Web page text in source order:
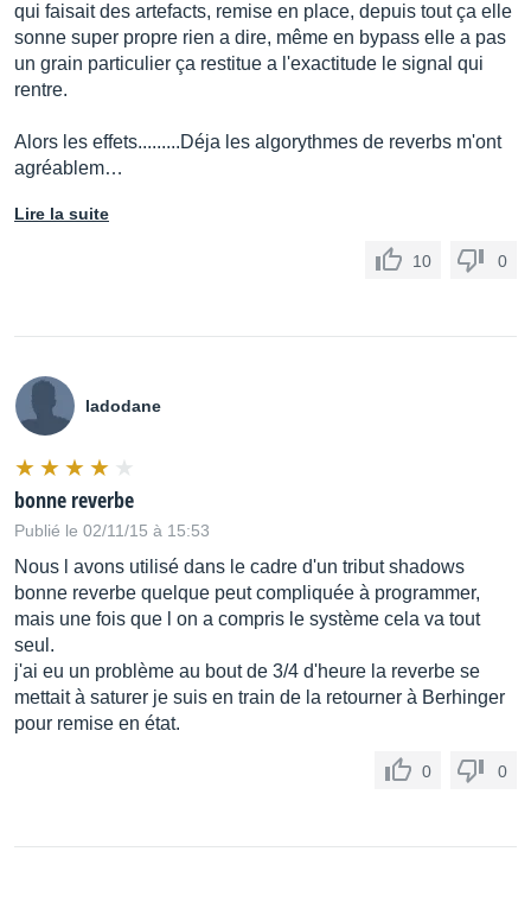
qui faisait des artefacts, remise en place, depuis tout ça elle
sonne super propre rien a dire, même en bypass elle a pas
un grain particulier ça restitue a l'exactitude le signal qui
rentre.
Alors les effets.........Déja les algorythmes de reverbs m'ont
agréablem…
Lire la suite
10 0
ladodane
bonne reverbe
Publié le 02/11/15 à 15:53
Nous l avons utilisé dans le cadre d'un tribut shadows
bonne reverbe quelque peut compliquée à programmer,
mais une fois que l on a compris le système cela va tout
seul.
j'ai eu un problème au bout de 3/4 d'heure la reverbe se
mettait à saturer je suis en train de la retourner à Berhinger
pour remise en état.
0 0